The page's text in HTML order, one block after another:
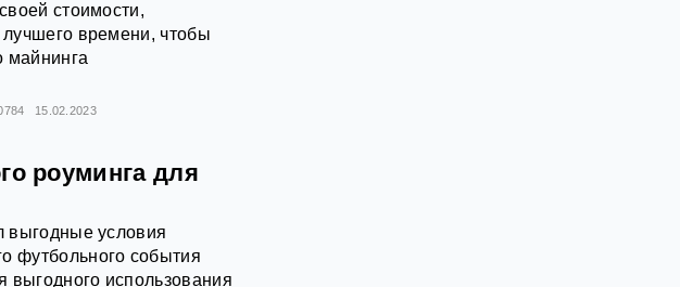
стоимости,
времени, чтобы
майнинга
15.02.2023
роуминга для
выгодные условия
футбольного события
выгодного использования